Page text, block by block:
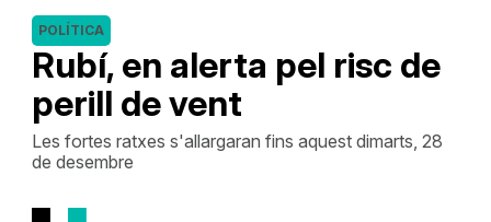
Rubí, en alerta pel risc de
perill de vent
POLÍTICA
Les fortes ratxes s'allargaran fins aquest dimarts, 28
de desembre